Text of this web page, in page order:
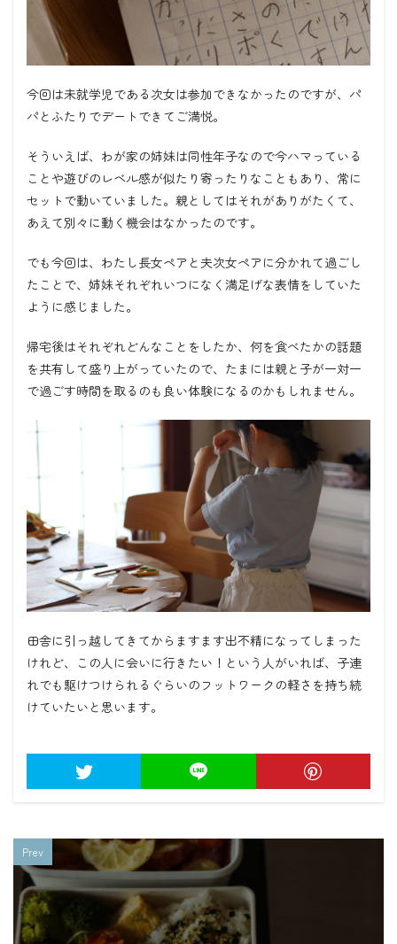
今回は未就学児である次女は参加できなかったのですが、パ
パとふたりでデートできてご満悦。
そういえば、わが家の姉妹は同性年子なので今ハマっている
ことや遊びのレベル感が似たり寄ったりなこともあり、常に
セットで動いていました。親としてはそれがありがたくて、
あえて別々に動く機会はなかったのです。
でも今回は、わたし長女ペアと夫次女ペアに分かれて過ごし
たことで、姉妹それぞれいつになく満足げな表情をしていた
ように感じました。
帰宅後はそれぞれどんなことをしたか、何を食べたかの話題
を共有して盛り上がっていたので、たまには親と子が一対一
で過ごす時間を取るのも良い体験になるのかもしれません。
田舎に引っ越してきてからますます出不精になってしまった
けれど、この人に会いに行きたい！という人がいれば、子連
れでも駆けつけられるぐらいのフットワークの軽さを持ち続
けていたいと思います。
Prev